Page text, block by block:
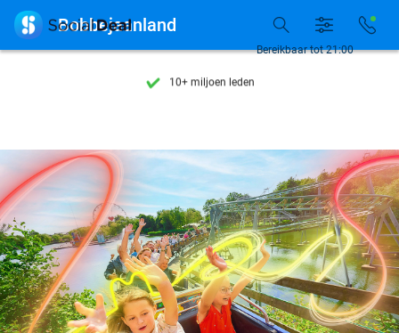
7 dagen per week beschikbaar
10+ miljoen leden
7 dagen per week beschikbaar
10+ miljoen leden
Bereikbaar tot 21:00
 Bobbejaanland